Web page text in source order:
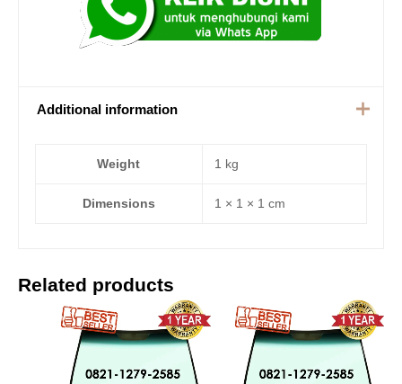
Additional information
Weight 1 kg
Dimensions 1 × 1 × 1 cm
Related products